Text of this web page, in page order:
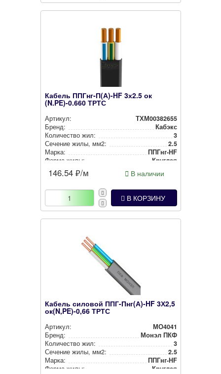
Кабель ППГнг-П(А)-HF 3х2.5 ок
(N.PE)-0.660 ТРТС
Артикул:
ТХМ00382655
Бренд:
Кабэкс
Количество жил:
3
Сечение жилы, мм2:
2.5
Марка:
ППГнг-HF
Форма жилы:
Круглая
146.54 ₽/м В наличии
В КОРЗИНУ
Кабель силовой ППГ-Пнг(А)-HF 3Х2,5
ок(N,PE)-0,66 ТРТС
Артикул:
МО4041
Бренд:
Монэл ПКФ
Количество жил:
3
Сечение жилы, мм2:
2.5
Марка:
ППГнг-HF
Форма жилы:
Круглая